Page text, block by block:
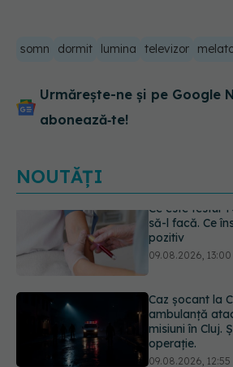
somn dormit lumina televizor
Urmărește-ne și pe Google
abonează‑te!
NOUTĂȚI
Caz șocant la
ambulanță
misiuni în Cluj.
09.08.2026, 12:55
Mai trebuie să
să slăbim? Ce